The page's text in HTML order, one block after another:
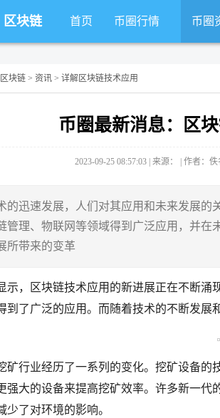
区块链 首页 币圈行情 币圈
区块链 > 资讯 > 详解区块链技术应用
币圈最新消息：区
2023-09-25 08:57:03 | 来源： | 作者：佚
的迅速发展，人们对其应用和未来发展
管理、物联网等领域得到广泛应用，并在
所带来的变革
示，区块链技术应用的新进展正在不断
到了广泛的应用。而随着技术的不断发展
矿行业经历了一系列的变化。挖矿设备的
强大的设备来提高挖矿效率。许多新一
少了对环境的影响。